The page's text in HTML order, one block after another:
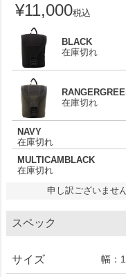
¥11,000税込
BLACK
在庫切れ
在庫切れ
NAVY
在庫切れ
MULTICAMBLACK
在庫切れ
申し訳ございませ
スペック
サイズ 幅：